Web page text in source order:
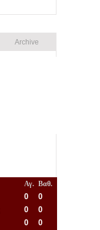
Archive
Αγ. Βαθ.
0
0
0
0
0
0